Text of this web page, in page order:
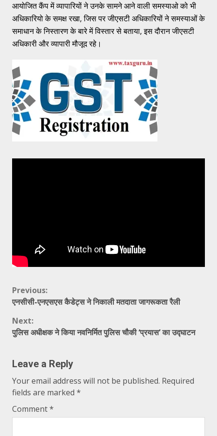
आयोजित कैंप में व्यापारियों ने उनके सामने आने वाली समस्याओ को भी
अधिकारियो के समक्ष रखा, जिस पर जीएसटी अधिकारियों ने समस्याओं के
समाधान के निस्तारण के बारे में विस्तार से बताया, इस दौरान जीएसटी
अधिकारी और व्यापारी मौजूद रहे।
Continue
Previous:
एनसीसी-एनएसएस कैडेट्स ने निकाली मतदाता जागरूकता रैली
Next:
पुलिस अधीक्षक ने किया नवनिर्मित पुलिस चौकी ‘प्रयास’ का उद्घाटन
Leave a Reply
Your email address will not be published. Required
fields are marked *
Comment*